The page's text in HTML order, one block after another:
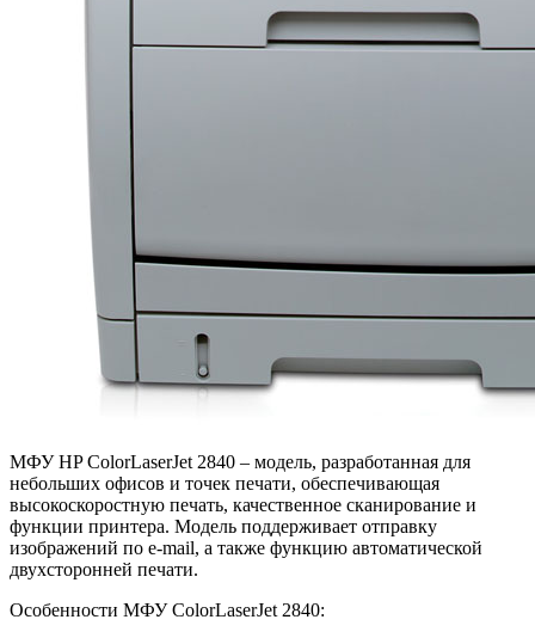
МФУ HP ColorLaserJet 2840 – модель, разработанная для
небольших офисов и точек печати, обеспечивающая
высокоскоростную печать, качественное сканирование и
функции принтера. Модель поддерживает отправку
изображений по e-mail, а также функцию автоматической
двухсторонней печати.
Особенности МФУ ColorLaserJet 2840: